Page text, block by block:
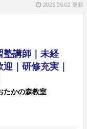
2026.06.02 更新
塾講師｜未経
｜研修充実｜
かの森教室